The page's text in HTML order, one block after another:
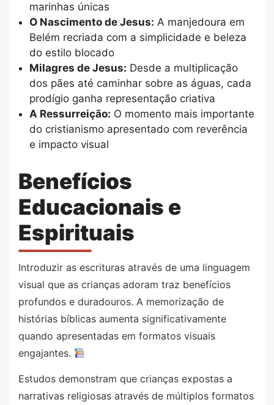
marinhas únicas
O Nascimento de Jesus: A manjedoura em
Belém recriada com a simplicidade e beleza
do estilo blocado
Milagres de Jesus: Desde a multiplicação
dos pães até caminhar sobre as águas, cada
prodígio ganha representação criativa
A Ressurreição: O momento mais importante
do cristianismo apresentado com reverência
e impacto visual
Benefícios
Educacionais e
Espirituais
Introduzir as escrituras através de uma linguagem
visual que as crianças adoram traz benefícios
profundos e duradouros. A memorização de
histórias bíblicas aumenta significativamente
quando apresentadas em formatos visuais
engajantes.
Estudos demonstram que crianças expostas a
narrativas religiosas através de múltiplos formatos